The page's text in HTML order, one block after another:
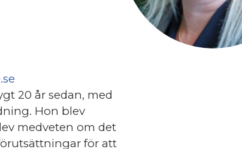
20 år sedan, med
Hon blev
medveten om det
för att